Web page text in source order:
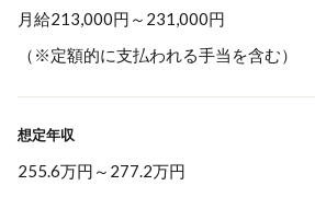
月給213,000円～231,000円
（※定額的に支払われる手当を含む）
想定年収
255.6万円 ～ 277.2万円